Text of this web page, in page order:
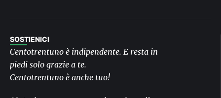
SOSTIENICI
Centotrentuno è indipendente. E resta in
piedi solo grazie a te.
Centotrentuno è anche tuo!